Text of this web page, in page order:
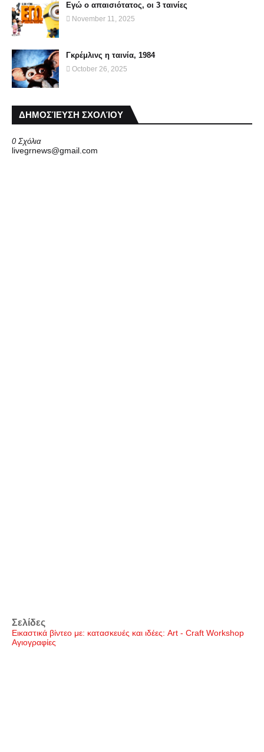
Εγώ ο απαισιότατος, οι 3 ταινίες
November 11, 2025
Γκρέμλινς η ταινία, 1984
October 26, 2025
ΔΗΜΟΣΊΕΥΣΗ ΣΧΟΛΊΟΥ
0 Σχόλια
livegrnews@gmail.com
Σελίδες
Εικαστικά βίντεο με: κατασκευές και ιδέες: Art - Craft Workshop
Αγιογραφίες